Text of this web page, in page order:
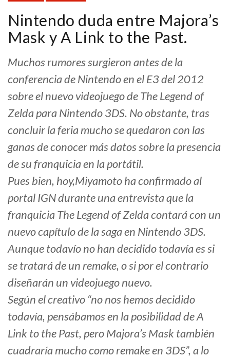
Nintendo duda entre Majora’s
Mask y A Link to the Past.
Muchos rumores surgieron antes de la
conferencia de Nintendo en el E3 del 2012
sobre el nuevo videojuego de The Legend of
Zelda para Nintendo 3DS. No obstante, tras
concluir la feria mucho se quedaron con las
ganas de conocer más datos sobre la presencia
de su franquicia en la portátil.
Pues bien, hoy,Miyamoto ha confirmado al
portal IGN durante una entrevista que la
franquicia The Legend of Zelda contará con un
nuevo capítulo de la saga en Nintendo 3DS.
Aunque todavío no han decidido todavía es si
se tratará de un remake, o si por el contrario
diseñarán un videojuego nuevo.
Según el creativo “no nos hemos decidido
todavía, pensábamos en la posibilidad de A
Link to the Past, pero Majora’s Mask también
cuadraría mucho como remake en 3DS”, a lo